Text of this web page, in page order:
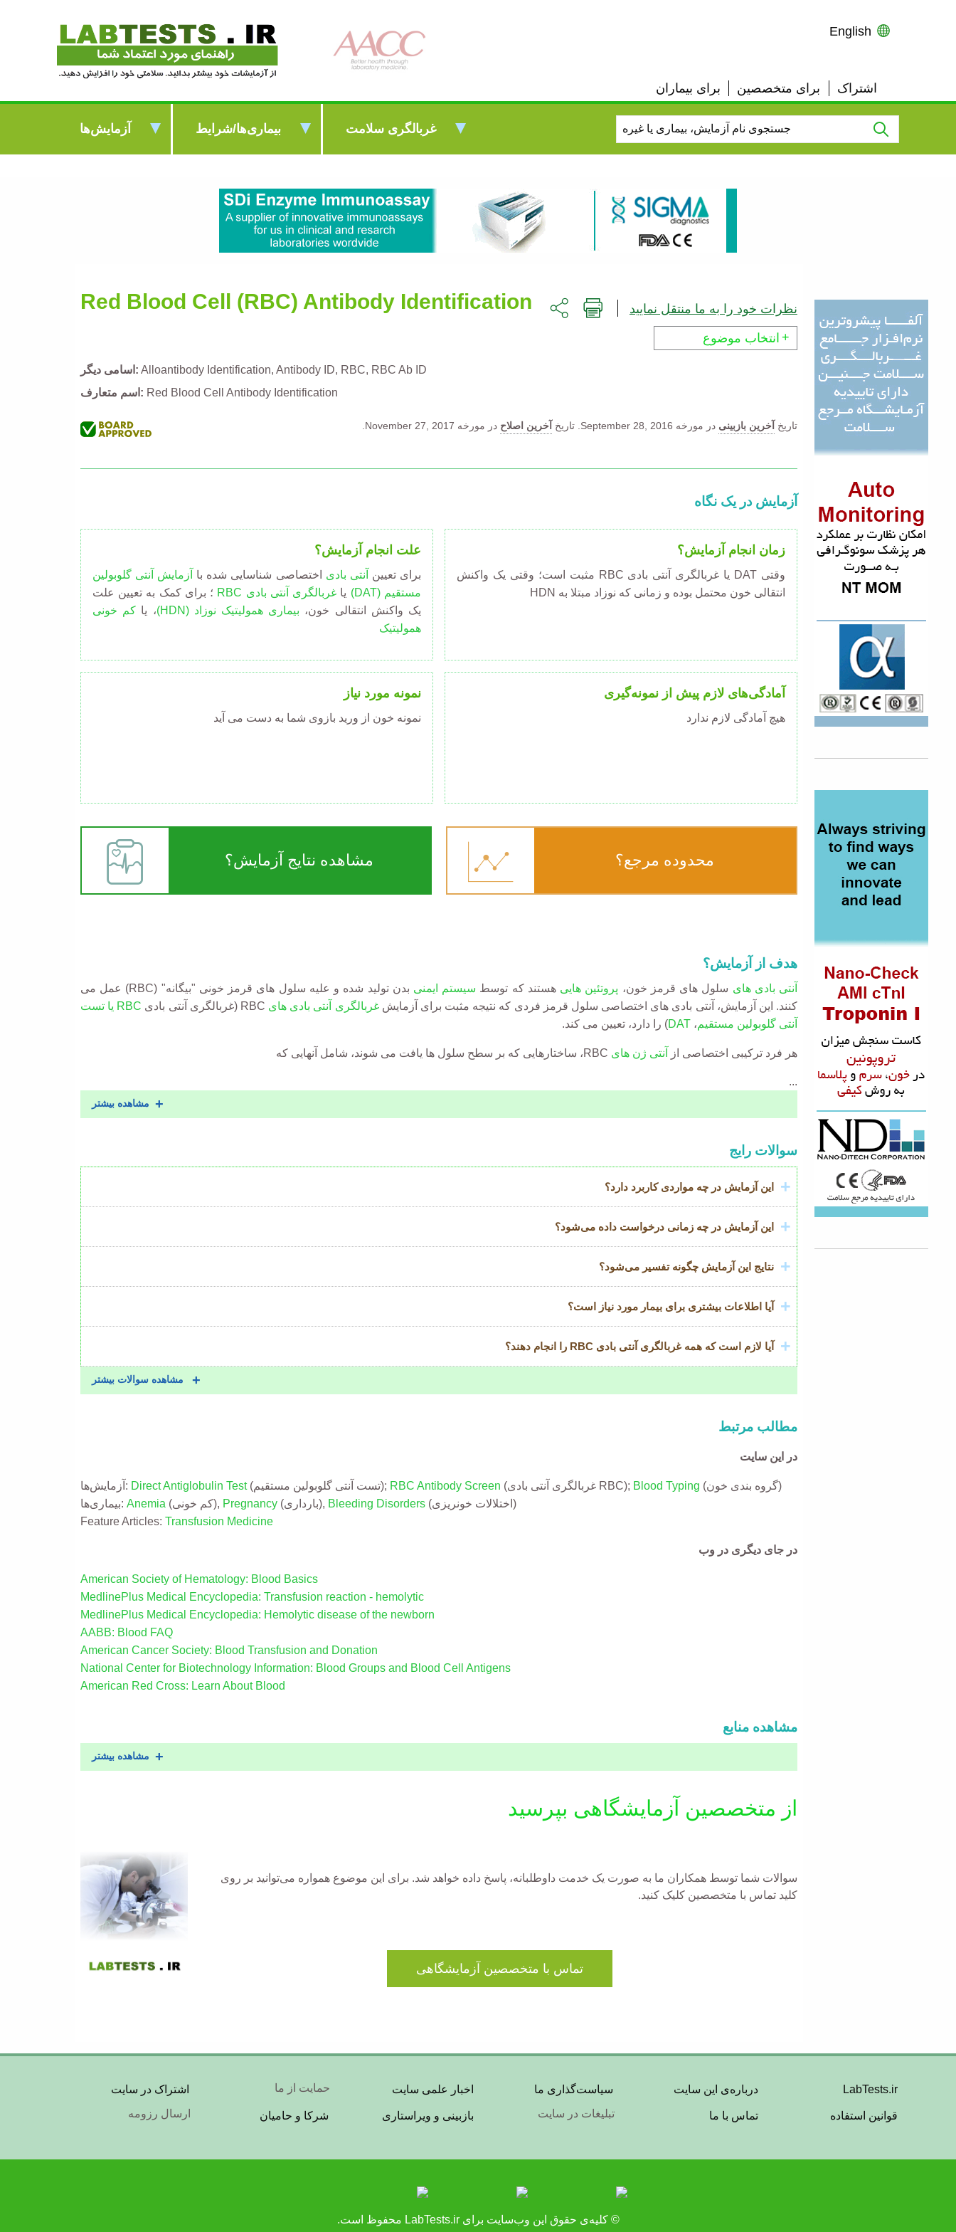
English
User
Top
Links
برای بیماران برای متخصصین اشتراک
آزمایش‌ها بیماری‌ها/شرایط غربالگری سلامت
Red Blood Cell (RBC) Antibody Identification نظرات خود را به ما منتقل نمایید
انتخاب موضوع
اسامی دیگر Alloantibody Identification Antibody ID, RBC
RBC Ab ID
اسم متعارف
Red Blood Cell Antibody Identification
تاریخآخرین بازبینی در مورخه September 28, 2016. تاریخآخرین اصلاح در مورخه November 27, 2017.
آزمایش در یک نگاه
علت انجام آزمایش؟
برای تعیین آنتی بادی اختصاصی شناسایی شده با
آزمایش آنتی گلوبولین
مستقیم (DAT) یا غربالگری آنتی بادی RBC ؛ برای کمک به تعیین علت
یک واکنش انتقالی خون، بیماری همولیتیک نوزاد (HDN) ، یا کم خونی
همولیتیک
زمان انجام آزمایش؟
وقتی DAT یا غربالگری آنتی بادی RBC مثبت است؛ وقتی یک واکنش
انتقالی خون محتمل بوده و زمانی که نوزاد مبتلا به HDN
نمونه مورد نیاز
نمونه خون از ورید بازوی شما به دست می آید
آمادگی‌های لازم پیش از نمونه‌گیری
هیچ آمادگی لازم ندارد
مشاهده نتایج آزمایش؟ محدوده مرجع؟
هدف از آزمایش؟
آنتی بادی های سلول های قرمز خون، پروتئین هایی هستند که توسط سیستم ایمنی
بدن تولید شده و علیه سلول های قرمز خونی "بیگانه" (RBC) عمل می
کنند. این آزمایش، آنتی بادی های اختصاصی سلول قرمز فردی که نتیجه مثبت برای آزمایشغربالگری آنتی بادی های RBC یا تست
آنتی گلوبولین مستقیم،DAT) را دارد، تعیین می کند.
هر فرد ترکیبی اختصاصی از آنتی ژن های
...
مشاهده بیشتر
Accordion
Title
سوالات رایج
این آزمایش در چه مواردی کاربرد دارد؟
این آزمایش در چه زمانی درخواست داده می‌شود؟
نتایج این آزمایش چگونه تفسیر می‌شود؟
آیا اطلاعات بیشتری برای بیمار مورد نیاز است؟
آیا لازم است که همه غربالگری آنتی بادی RBC را انجام دهند؟
مشاهده سوالات بیشتر
مطالب مرتبط
در این سایت
آزمایش‌ها: Direct Antiglobulin Test (تست آنتی گلوبولین مستقیم); RBC Antibody Screen (غربالگری آنتی بادی RBC); Blood Typing
(گروه بندی خون)
بیماری‌ها: Anemia (کم خونی), Pregnancy (بارداری), Bleeding Disorders
(اختلالات خونریزی)
Feature Articles: Transfusion Medicine
در جای دیگری در وب
American Society of Hematology: Blood Basics
MedlinePlus Medical Encyclopedia: Transfusion reaction - hemolytic
MedlinePlus Medical Encyclopedia: Hemolytic disease of the newborn
AABB: Blood FAQ
American Cancer Society: Blood Transfusion and Donation
National Center for Biotechnology Information: Blood Groups and Blood Cell Antigens
American Red Cross: Learn About Blood
مشاهده منابع
مشاهده بیشتر
از متخصصین آزمایشگاهی بپرسید
سوالات شما توسط همکاران ما به صورت یک خدمت داوطلبانه، پاسخ داده خواهد شد. برای این موضوع همواره می‌توانید بر روی
کلید تماس با متخصصین کلیک کنید.
تماس با متخصصین آزمایشگاهی
Footer
Menu
اشتراک در سایت حمایت از ما
ارسال رزومه شرکا و حامیان
Footer
Menu
اخبار علمی سایت سیاست‌گذاری ما
بازبینی و ویراستاری تبلیغات در سایت
Footer
Menu
درباره‌ی این سایت LabTests.ir
تماس با ما قوانین استفاده
© کلیه‌ی حقوق این وب‌سایت برای LabTests.ir محفوظ است.